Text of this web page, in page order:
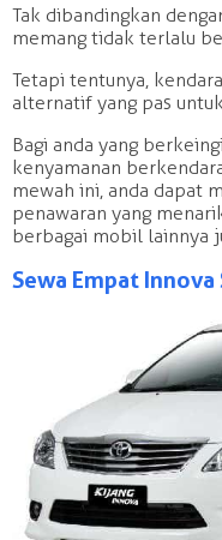
Tak dibandingkan
memang tidak terlalu
Tetapi tentunya,
alternatif yang pas
Bagi anda yang
kenyamanan
mewah ini, anda dapat
penawaran yang
berbagai mobil lainnya
Sewa Empat